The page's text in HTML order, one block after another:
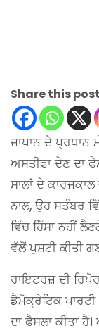
Share this
ਜਾਪਾਨ ਦੇ
ਅਸਤੀਫਾ ਦੇਣ ਦਾ
ਸਾਲਾਂ ਦੇ
ਨਾਲ, ਉਹ ਸਤੰਬਰ
ਵਿੱਚ ਹਿੱਸਾ ਨਹੀਂ
ਵੱਲੋਂ ਪੁਸ਼ਟੀ ਕੀਤੀ
ਰਾਇਟਰਜ਼ ਦੀ
ਡੈਮੋਕ੍ਰੇਟਿਕ
ਦਾ ਫੈਸਲਾ ਕੀਤਾ